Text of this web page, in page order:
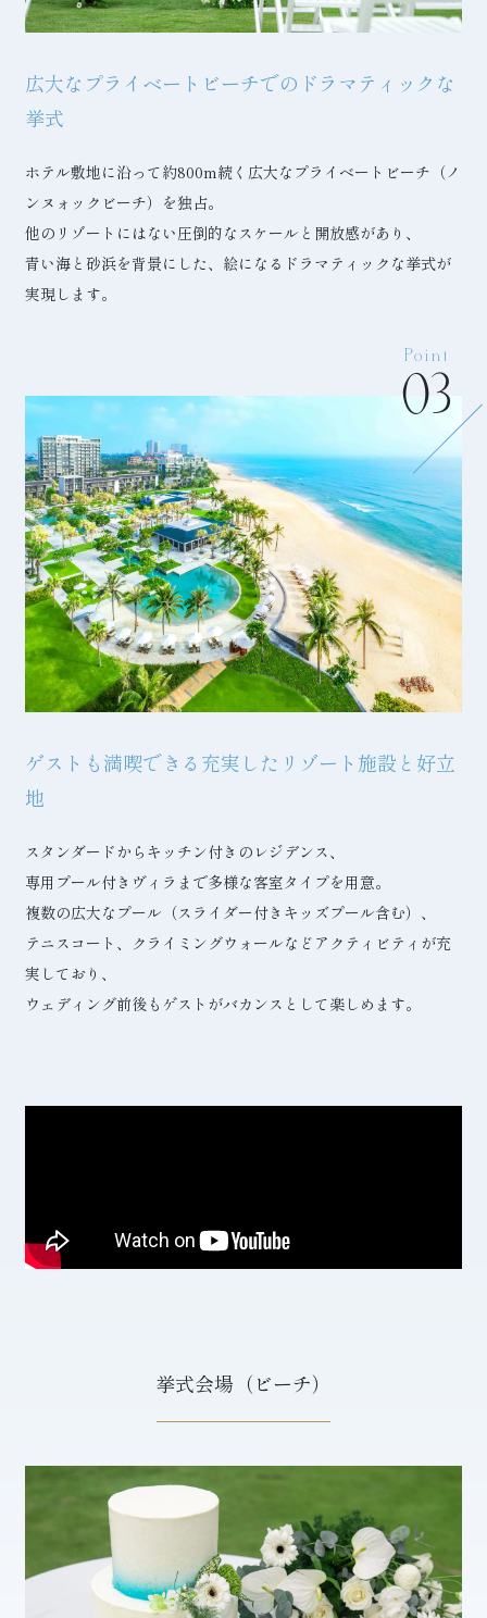
広大なプライベートビーチでのドラマティックな
挙式
ホテル敷地に沿って約800m続く広大なプライベートビーチ（ノ
ンヌォックビーチ）を独占。
他のリゾートにはない圧倒的なスケールと開放感があり、
青い海と砂浜を背景にした、絵になるドラマティックな挙式が
実現します。
Point
03
ゲストも満喫できる充実したリゾート施設と好立
地
スタンダードからキッチン付きのレジデンス、
専用プール付きヴィラまで多様な客室タイプを用意。
複数の広大なプール（スライダー付きキッズプール含む）、
テニスコート、クライミングウォールなどアクティビティが充
実しており、
ウェディング前後もゲストがバカンスとして楽しめます。
挙式会場（ビーチ）